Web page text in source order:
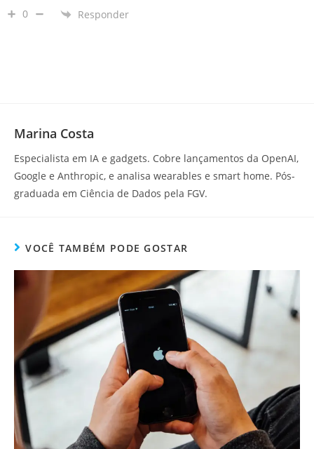
0 Responder
Marina Costa
Especialista em IA e gadgets. Cobre lançamentos da OpenAI,
Google e Anthropic, e analisa wearables e smart home. Pós-
graduada em Ciência de Dados pela FGV.
VOCÊ TAMBÉM PODE GOSTAR